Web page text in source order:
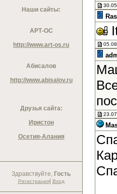
Наши сайты:
АРТ-ОС
http://www.art-os.ru
Абисалов
http://www.abisalov.ru
Друзья сайта:
Иристон
Осетия-Алания
Здравствуйте, Гость
Регистрация| Вход